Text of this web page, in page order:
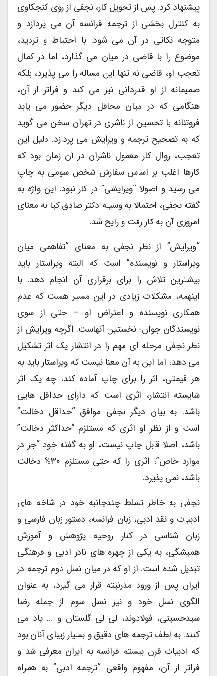
پیشنهاد کرد. پس از تحویل کار، نجفی از روی کنجکاوی
به کنترل بخشی از ترجمه فرانسه آن می پردازد و
متوجه نکاتی در آن می شود. با احتیاط و تردید،
موضوع را با قاضی در میان می گذارد، اما در کمال
تعجب او، قاضی نه تنها این مساله را می پذیرد، بلکه
صمیمانه از او قدردانی نیز می کند و فراتر از آن،
هنگامی که در میان محافل دیگر حضور می یابد
فروتنانه با تحسین از ناشری در تهران سخن می گوید
که به تصحیح ترجمه و ویرایش می پردازد. دلیل این
تعجب، روال کار معمول ناشران در آن زمان بود که
کارها اغلب بر اساس سفارش شخص سومی به چاپ
می رسید و اصولا “ویرایشی” در کار نبود. این واژه به
گفته نجفی، احتمالا به وسیله دکتر صادق کیا به معنای
امروزی آن به کار رفت و رایج شد.
“ویرایش” از نظر نجفی به معنای “تفاهمی میان
ویراستار و نویسنده” است که البته ویراستار باید
بیشترین تلاش را برای برقراری آن انجام دهد. با
اینهمه، مشکلات زیادی در این مسیر هست که عدم
همکاری نویسنده و اعتراض او – حتی از سوی
نویسندگان جوان- نخستین آنهاست. اگرچه ویرایش از
نظر نجفی مرحله ای مهم را در انتشار یک اثر تشکیل
می دهد، اما این به آن معنا نیست که ویراستار باید به
هر قیمتی، اثر را برای چاپ آماده کند، چه یک اثر
شایسته انتشار، اثری است که دارای حداقل هایی
باشد. به بیان دیگر نجفی موافق “حداقل دخالت”
است و از نظر او اثری که مستلزم “حداکثر دخالت”
باشد، اصلا قابل چاپ نیست، او به گفته خود “جز در
موارد خاص”، اثری را که حتی مستلزم ۳۰% دخالت
باشد، نمی پذیرد.
نجفی به خاطر تسلط چندجانبه خود در شاخه های
ادبیات و نقد ادبی، زبان فرانسه، دستور زبان فارسی و
زبان شناسی در کنار روحیه پژوهش و آموزش
همیشگی، به یکی از چهره های نادر ادبی و فرهنگی
تبدیل شده است. از او که در میان نسل دوم ترجمه در
ایران پس از ورود مدرنیته قرار می گیرد، به عنوان
الگوی نسل خود و نیز نسل سوم از جمله رضا
سیدحسینی، فولادوند، لی لی گلستان و … یاد می
کنند. به لطف ترجمه های دقیق و بسیار زیبای آنان بود
که ادبیات قرن بیستم فرانسه به ایران معرفی شد و
فراتر از آن، مفهوم واقعی “ترجمه ادبی” به همراه